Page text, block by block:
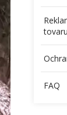
tovaru
FAQ